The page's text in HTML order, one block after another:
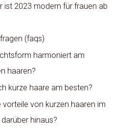
ist 2023 modern für frauen ab
(faqs)
harmoniert am
haaren?
kurze haare am besten?
vorteile von kurzen haaren im
hinaus?